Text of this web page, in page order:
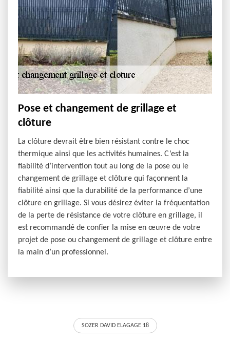
Pose et changement de grillage et
clôture
La clôture devrait être bien résistant contre le choc
thermique ainsi que les activités humaines. C’est la
fiabilité d’intervention tout au long de la pose ou le
changement de grillage et clôture qui façonnent la
fiabilité ainsi que la durabilité de la performance d’une
clôture en grillage. Si vous désirez éviter la fréquentation
de la perte de résistance de votre clôture en grillage, il
est recommandé de confier la mise en œuvre de votre
projet de pose ou changement de grillage et clôture entre
la main d’un professionnel.
SOZER DAVID ELAGAGE 18